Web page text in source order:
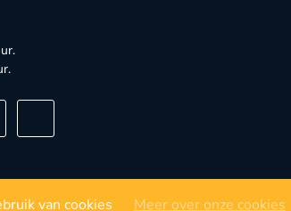
van cookies Meer over onze cookies